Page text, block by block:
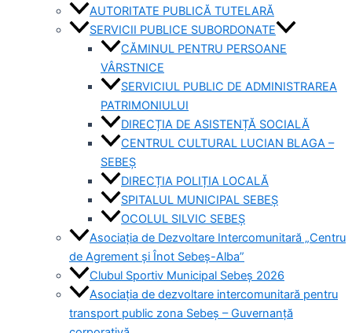
AUTORITATE PUBLICĂ TUTELARĂ
SERVICII PUBLICE SUBORDONATE
CĂMINUL PENTRU PERSOANE
VÂRSTNICE
SERVICIUL PUBLIC DE ADMINISTRAREA
PATRIMONIULUI
DIRECȚIA DE ASISTENȚĂ SOCIALĂ
CENTRUL CULTURAL LUCIAN BLAGA –
SEBEȘ
DIRECȚIA POLIȚIA LOCALĂ
SPITALUL MUNICIPAL SEBEȘ
OCOLUL SILVIC SEBEȘ
Asociația de Dezvoltare Intercomunitară „Centru
de Agrement și Înot Sebeș-Alba”
Clubul Sportiv Municipal Sebeș 2026
Asociația de dezvoltare intercomunitară pentru
transport public zona Sebeș – Guvernanță